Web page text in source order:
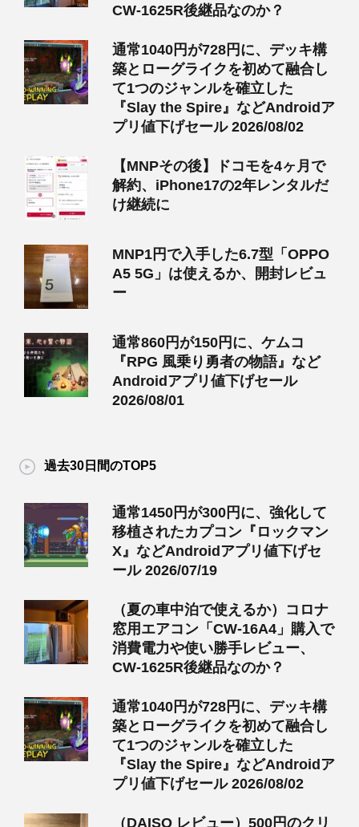
CW-1625R後継品なのか？
通常1040円が728円に、デッキ構
築とローグライクを初めて融合し
て1つのジャンルを確立した
『Slay the Spire』などAndroidア
プリ値下げセール 2026/08/02
【MNPその後】ドコモを4ヶ月で
解約、iPhone17の2年レンタルだ
け継続に
MNP1円で入手した6.7型「OPPO
A5 5G」は使えるか、開封レビュ
ー
通常860円が150円に、ケムコ
『RPG 風乗り勇者の物語』など
Androidアプリ値下げセール
2026/08/01
過去30日間のTOP5
通常1450円が300円に、強化して
移植されたカプコン『ロックマン
X』などAndroidアプリ値下げセ
ール 2026/07/19
（夏の車中泊で使えるか）コロナ
窓用エアコン「CW-16A4」購入で
消費電力や使い勝手レビュー、
CW-1625R後継品なのか？
通常1040円が728円に、デッキ構
築とローグライクを初めて融合し
て1つのジャンルを確立した
『Slay the Spire』などAndroidア
プリ値下げセール 2026/08/02
（DAISO レビュー）500円のクリ